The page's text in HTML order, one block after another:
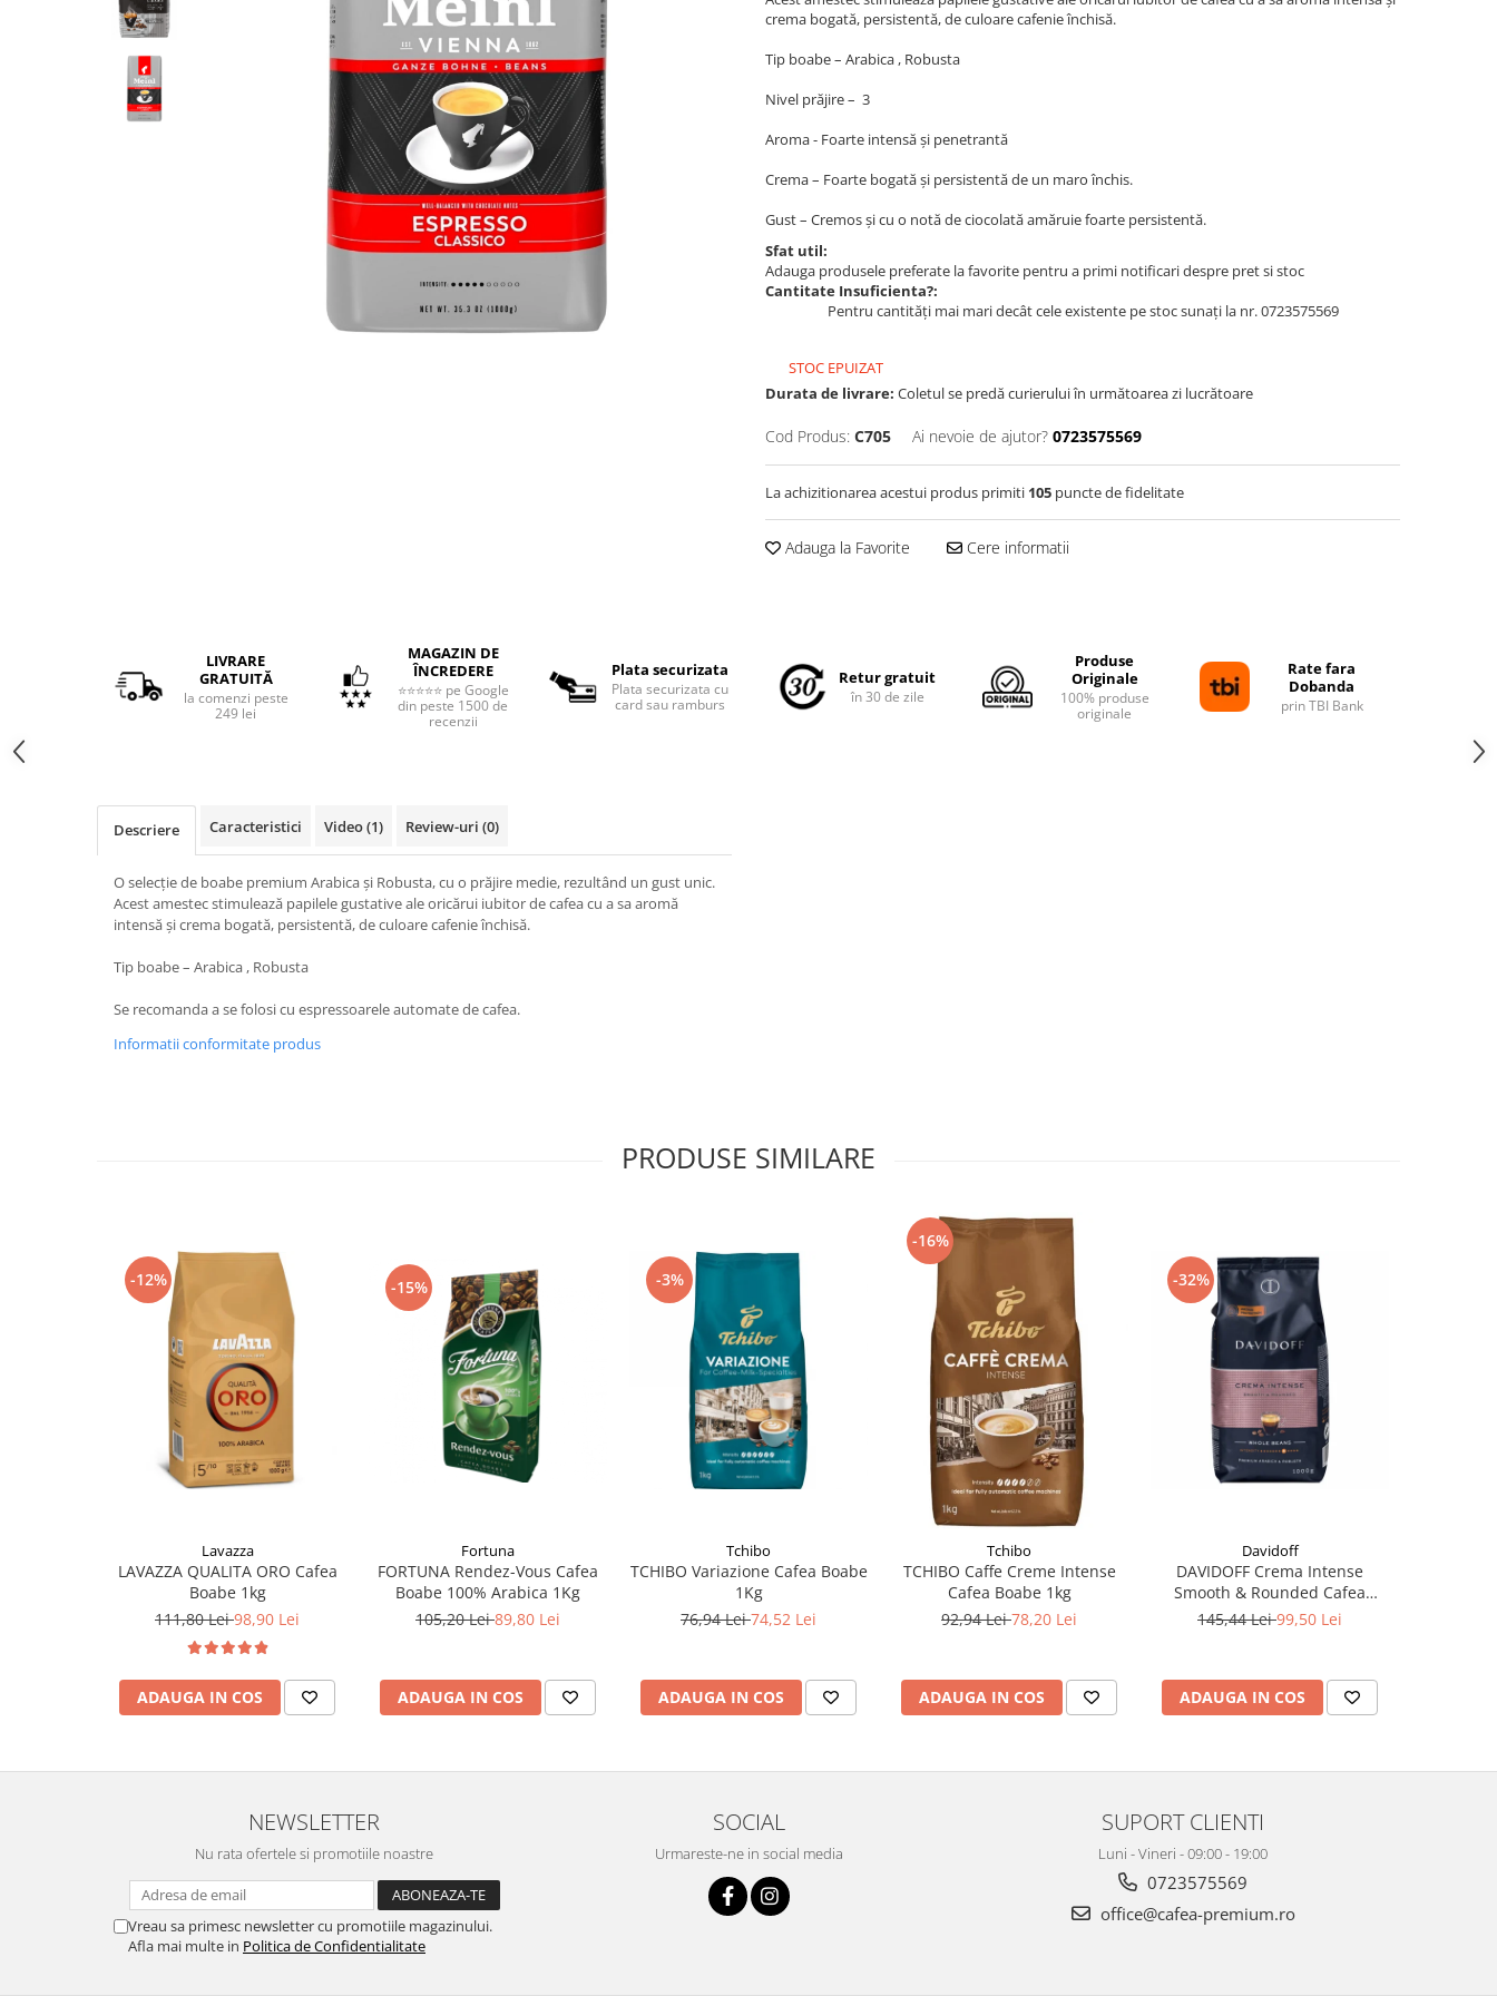
crema bogată, persistentă, de culoare cafenie închisă.
Tip boabe – Arabica , Robusta
Nivel prăjire – 3
Aroma - Foarte intensă și penetrantă
Crema – Foarte bogată și persistentă de un maro închis.
Gust – Cremos și cu o notă de ciocolată amăruie foarte persistentă.
Sfat util:
Adauga produsele preferate la favorite pentru a primi notificari despre pret si stoc
Cantitate Insuficienta?:
Pentru cantități mai mari decât cele existente pe stoc sunați la nr. 0723575569
STOC EPUIZAT
Durata de livrare: Coletul se predă curierului în următoarea zi lucrătoare
Cod Produs: C705 Ai nevoie de ajutor? 0723575569
La achizitionarea acestui produs primiti 105 puncte de fidelitate
Adauga la Favorite Cere informatii
LIVRARE
GRATUITĂ
la comenzi peste
249 lei
MAGAZIN DE
ÎNCREDERE
⭐⭐⭐⭐⭐ pe Google
din peste 1500 de
recenzii
Plata securizata
Plata securizata cu
card sau ramburs
Retur gratuit
în 30 de zile
Produse
Originale
100% produse
originale
Rate fara
Dobanda
prin TBI Bank
Descriere Caracteristici Video(1) Review-uri (0)
O selecție de boabe premium Arabica și Robusta, cu o prăjire medie, rezultând un gust unic.
Acest amestec stimulează papilele gustative ale oricărui iubitor de cafea cu a sa aromă
intensă și crema bogată, persistentă, de culoare cafenie închisă.
Tip boabe – Arabica , Robusta
Se recomanda a se folosi cu espressoarele automate de cafea.
Informatii conformitate produs
PRODUSE SIMILARE
-12%
Lavazza
LAVAZZA QUALITA ORO Cafea
Boabe 1kg
111,80 Lei98,90 Lei
ADAUGA IN COS
-15%
Fortuna
FORTUNA Rendez-Vous Cafea
Boabe 100% Arabica 1Kg
105,20 Lei89,80 Lei
ADAUGA IN COS
-3%
Tchibo
TCHIBO Variazione Cafea Boabe
1Kg
76,94 Lei74,52 Lei
ADAUGA IN COS
-16%
Tchibo
TCHIBO Caffe Creme Intense
Cafea Boabe 1kg
92,94 Lei78,20 Lei
ADAUGA IN COS
-32%
Davidoff
DAVIDOFF Crema Intense
Smooth & Rounded Cafea
Boabe 1Kg
145,44 Lei99,50 Lei
ADAUGA IN COS
NEWSLETTER
Nu rata ofertele si promotiile noastre
Vreau sa primesc newsletter cu promotiile magazinului.
Afla mai multe in Politica de Confidentialitate
SOCIAL
Urmareste-ne in social media
SUPORT CLIENTI
Luni - Vineri - 09:00 - 19:00
0723575569
office@cafea-premium.ro